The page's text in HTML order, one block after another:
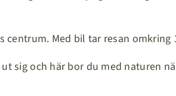
centrum. Med bil tar resan
sig och här bor du med naturen